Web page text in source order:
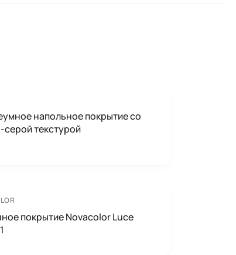
напольное покрытие со
серой текстурой
покрытие Novacolor Luce